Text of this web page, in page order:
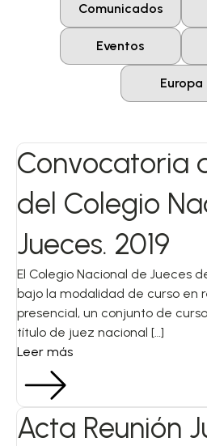
Comunicados
Eventos
Europa
Convocatoria
del Colegio
Jueces. 2019
El Colegio Nacional de Jueces
bajo la modalidad de curso en
presencial, un conjunto de
título de juez nacional […]
Leer más
Acta Reunión